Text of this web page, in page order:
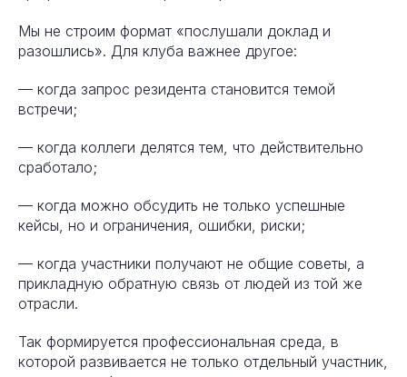
Мы не строим формат «послушали доклад и
разошлись». Для клуба важнее другое:
— когда запрос резидента становится темой
встречи;
— когда коллеги делятся тем, что действительно
сработало;
— когда можно обсудить не только успешные
кейсы, но и ограничения, ошибки, риски;
— когда участники получают не общие советы, а
прикладную обратную связь от людей из той же
отрасли.
Так формируется профессиональная среда, в
которой развивается не только отдельный участник,